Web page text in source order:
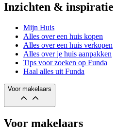
Inzichten & inspiratie
Mijn Huis
Alles over een huis kopen
Alles over een huis verkopen
Alles over je huis aanpakken
Tips voor zoeken op Funda
Haal alles uit Funda
Voor makelaars
Voor makelaars